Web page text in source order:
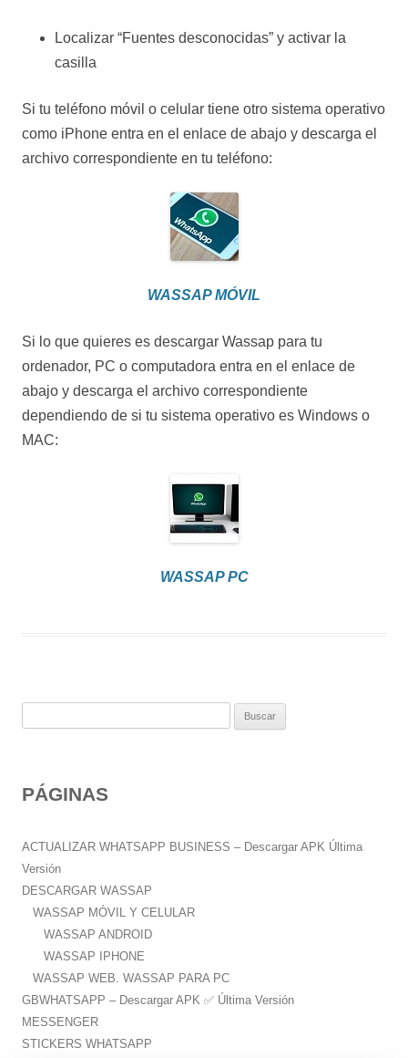
Localizar “Fuentes desconocidas” y activar la
casilla
Si tu teléfono móvil o celular tiene otro sistema operativo
como iPhone entra en el enlace de abajo y descarga el
archivo correspondiente en tu teléfono:
WASSAP MÓVIL
Si lo que quieres es descargar Wassap para tu
ordenador, PC o computadora entra en el enlace de
abajo y descarga el archivo correspondiente
dependiendo de si tu sistema operativo es Windows o
MAC:
WASSAP PC
a
:
PÁGINAS
ACTUALIZAR WHATSAPP BUSINESS – Descargar APK Última
Versión
DESCARGAR WASSAP
WASSAP MÓVIL Y CELULAR
WASSAP ANDROID
WASSAP IPHONE
WASSAP WEB. WASSAP PARA PC
GBWHATSAPP – Descargar APK ✅️ Última Versión
MESSENGER
STICKERS WHATSAPP